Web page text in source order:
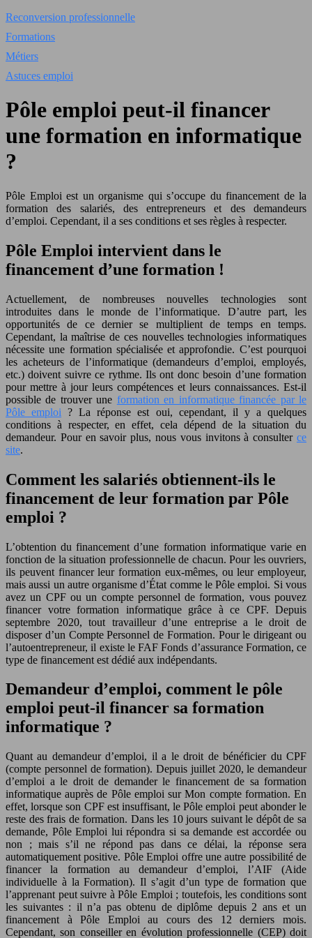
Reconversion professionnelle
Formations
Métiers
Astuces emploi
Pôle emploi peut-il financer
une formation en informatique
?
Pôle Emploi est un organisme qui s’occupe du financement de la
formation des salariés, des entrepreneurs et des demandeurs
d’emploi. Cependant, il a ses conditions et ses règles à respecter.
Pôle Emploi intervient dans le
financement d’une formation !
Actuellement, de nombreuses nouvelles technologies sont
introduites dans le monde de l’informatique. D’autre part, les
opportunités de ce dernier se multiplient de temps en temps.
Cependant, la maîtrise de ces nouvelles technologies informatiques
nécessite une formation spécialisée et approfondie. C’est pourquoi
les acheteurs de l’informatique (demandeurs d’emploi, employés,
etc.) doivent suivre ce rythme. Ils ont donc besoin d’une formation
pour mettre à jour leurs compétences et leurs connaissances. Est-il
possible de trouver une formation en informatique financée par le
Pôle emploi ? La réponse est oui, cependant, il y a quelques
conditions à respecter, en effet, cela dépend de la situation du
demandeur. Pour en savoir plus, nous vous invitons à consulter ce
site.
Comment les salariés obtiennent-ils le
financement de leur formation par Pôle
emploi ?
L’obtention du financement d’une formation informatique varie en
fonction de la situation professionnelle de chacun. Pour les ouvriers,
ils peuvent financer leur formation eux-mêmes, ou leur employeur,
mais aussi un autre organisme d’État comme le Pôle emploi. Si vous
avez un CPF ou un compte personnel de formation, vous pouvez
financer votre formation informatique grâce à ce CPF. Depuis
septembre 2020, tout travailleur d’une entreprise a le droit de
disposer d’un Compte Personnel de Formation. Pour le dirigeant ou
l’autoentrepreneur, il existe le FAF Fonds d’assurance Formation, ce
type de financement est dédié aux indépendants.
Demandeur d’emploi, comment le pôle
emploi peut-il financer sa formation
informatique ?
Quant au demandeur d’emploi, il a le droit de bénéficier du CPF
(compte personnel de formation). Depuis juillet 2020, le demandeur
d’emploi a le droit de demander le financement de sa formation
informatique auprès de Pôle emploi sur Mon compte formation. En
effet, lorsque son CPF est insuffisant, le Pôle emploi peut abonder le
reste des frais de formation. Dans les 10 jours suivant le dépôt de sa
demande, Pôle Emploi lui répondra si sa demande est accordée ou
non ; mais s’il ne répond pas dans ce délai, la réponse sera
automatiquement positive. Pôle Emploi offre une autre possibilité de
financer la formation au demandeur d’emploi, l’AIF (Aide
individuelle à la Formation). Il s’agit d’un type de formation que
l’apprenant peut suivre à Pôle Emploi ; toutefois, les conditions sont
les suivantes : il n’a pas obtenu de diplôme depuis 2 ans et un
financement à Pôle Emploi au cours des 12 derniers mois.
Cependant, son conseiller en évolution professionnelle (CEP) doit